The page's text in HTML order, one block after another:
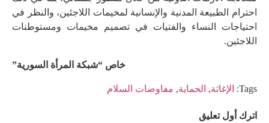
احترام الطبيعة المدنية والإنسانية لمخيمات اللاجئين، والنظر في
احتياجات النساء والفتيات في تصميم مخيمات ومستوطنات
اللاجئين.
خاص “شبكة المرأة السورية”
Tags: الإغاثة, الحماية, مفاوضات السلام
اترك أول تعليق